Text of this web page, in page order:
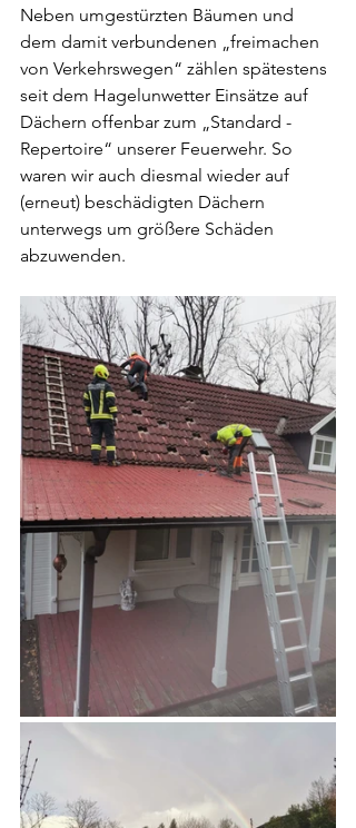
Neben umgestürzten Bäumen und
dem damit verbundenen „freimachen
von Verkehrswegen“ zählen spätestens
seit dem Hagelunwetter Einsätze auf
Dächern offenbar zum „Standard -
Repertoire“ unserer Feuerwehr. So
waren wir auch diesmal wieder auf
(erneut) beschädigten Dächern
unterwegs um größere Schäden
abzuwenden.